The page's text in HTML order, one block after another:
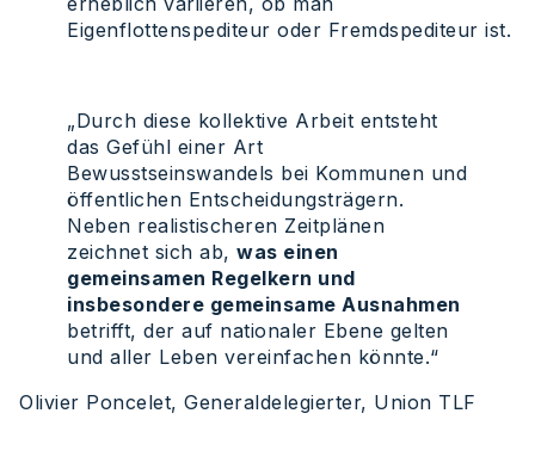
Eigenflottenspediteur oder Fremdspediteur ist.
„Durch diese kollektive Arbeit entsteht
das Gefühl einer Art
Bewusstseinswandels bei Kommunen und
öffentlichen Entscheidungsträgern.
Neben realistischeren Zeitplänen
zeichnet sich ab, was einen
gemeinsamen Regelkern und
insbesondere gemeinsame Ausnahmen
betrifft, der auf nationaler Ebene gelten
und aller Leben vereinfachen könnte.“
Olivier Poncelet, Generaldelegierter, Union TLF